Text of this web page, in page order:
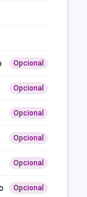
Opcional
Opcional
Opcional
Opcional
Opcional
Opcional